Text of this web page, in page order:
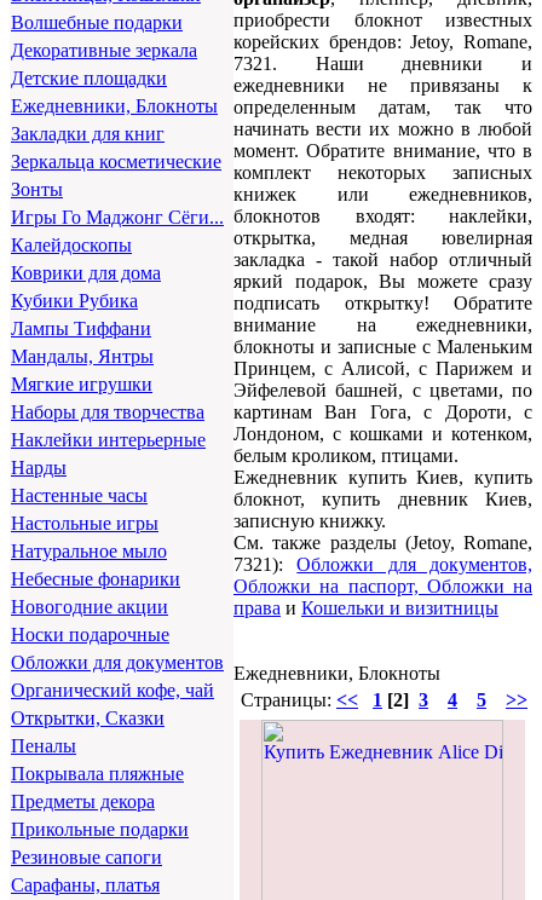
Волшебные подарки
Декоративные зеркала
Детские площадки
Ежедневники, Блокноты
Закладки для книг
Зеркальца косметические
Зонты
Игры Го Маджонг Сёги...
Калейдоскопы
Коврики для дома
Кубики Рубика
Лампы Тиффани
Мандалы, Янтры
Мягкие игрушки
Наборы для творчества
Наклейки интерьерные
Нарды
Настенные часы
Настольные игры
Натуральное мыло
Небесные фонарики
Новогодние акции
Носки подарочные
Обложки для документов
Органический кофе, чай
Открытки, Сказки
Пеналы
Покрывала пляжные
Предметы декора
Прикольные подарки
Резиновые сапоги
Сарафаны, платья
приобрести блокнот известных
корейских брендов: Jetoy, Romane,
7321. Наши дневники и
ежедневники не привязаны к
определенным датам, так что
начинать вести их можно в любой
момент. Обратите внимание, что в
комплект некоторых записных
книжек или ежедневников,
блокнотов входят: наклейки,
открытка, медная ювелирная
закладка - такой набор отличный
яркий подарок, Вы можете сразу
подписать открытку! Обратите
внимание на ежедневники,
блокноты и записные с Маленьким
Принцем, с Алисой, с Парижем и
Эйфелевой башней, с цветами, по
картинам Ван Гога, с Дороти, с
Лондоном, с кошками и котенком,
белым кроликом, птицами.
Ежедневник купить Киев, купить
блокнот, купить дневник Киев,
записную книжку.
См. также разделы (Jetoy, Romane,
7321):Обложки для документов,
Обложки на паспорт, Обложки на
права и Кошельки и визитницы
Ежедневники, Блокноты
Страницы: << 1 [2] 3 4 5 >>